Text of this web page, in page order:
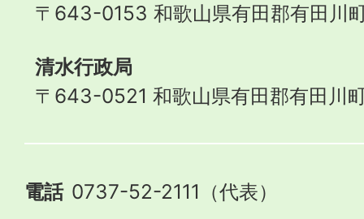
〒643-0153 和歌山県有田郡有田川
清水行政局
〒643-0521 和歌山県有田郡有田川
電話 0737-52-2111（代表）